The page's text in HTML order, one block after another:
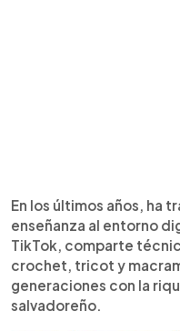
En los últimos años, ha
enseñanza al entorno
TikTok, comparte
crochet, tricot y
generaciones con la
salvadoreño.